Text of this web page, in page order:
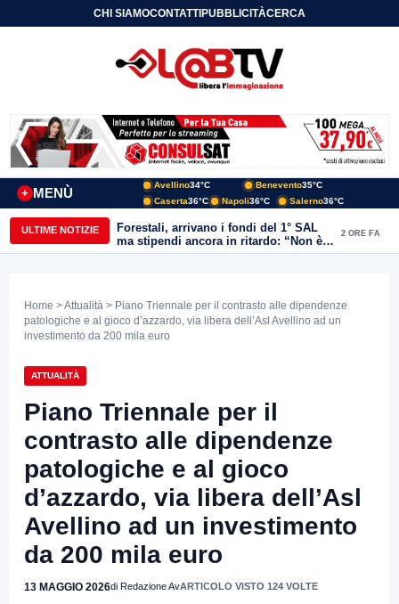
CHI SIAMOCONTATTIPUBBLICITÀCERCA
MENÙ
+
Avellino34°C Benevento35°C
Caserta36°C Napoli36°C Salerno36°C
ULTIME NOTIZIE
Forestali, arrivano i fondi del 1° SAL
ma stipendi ancora in ritardo: “Non è
più sostenibile”
2 ORE FA
Home >Attualità > Piano Triennale per il contrasto alle dipendenze
patologiche e al gioco d’azzardo, via libera dell’Asl Avellino ad un
investimento da 200 mila euro
ATTUALITÀ
Piano Triennale per il
contrasto alle dipendenze
patologiche e al gioco
d’azzardo, via libera dell’Asl
Avellino ad un investimento
da 200 mila euro
13 MAGGIO 2026di Redazione AvARTICOLO VISTO 124 VOLTE